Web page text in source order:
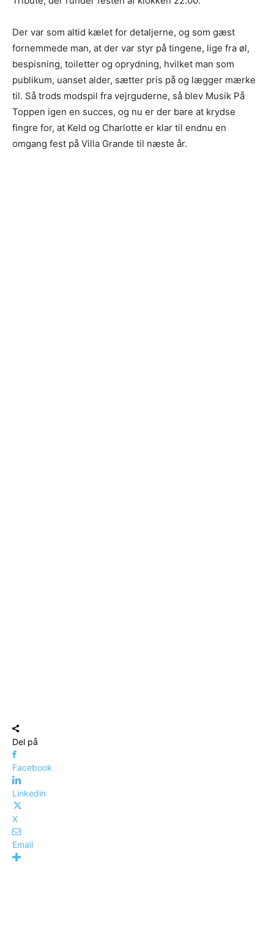
Der var som altid kælet for detaljerne, og som gæst
fornemmede man, at der var styr på tingene, lige fra øl,
bespisning, toiletter og oprydning, hvilket man som
publikum, uanset alder, sætter pris på og lægger mærke
til. Så trods modspil fra vejrguderne, så blev Musik På
Toppen igen en succes, og nu er der bare at krydse
fingre for, at Keld og Charlotte er klar til endnu en
omgang fest på Villa Grande til næste år.
Del på
Facebook
Linkedin
X
Email